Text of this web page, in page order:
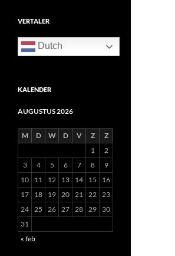
VERTALER
Dutch
KALENDER
AUGUSTUS 2026
M D W D V Z
Z
1
2
3
4 5 6 7 8
9
10
11 12 13 14 15
16
17
18 19 20 21 22
23
24
25 26 27 28 29
30
31
« feb